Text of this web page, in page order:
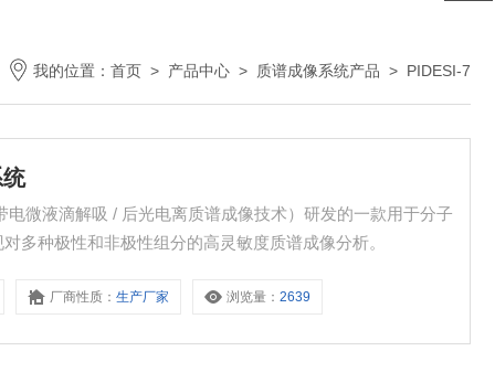
我的位置： 首页 > 产品中心 > 质谱成像系统产品 > PIDESI-7
微液滴解吸 / 后光电离质谱成像技术）研发的一款用于分子
多种极性和非极性组分的高灵敏度质谱成像分析。
厂商性质：生产厂家 浏览量：2639